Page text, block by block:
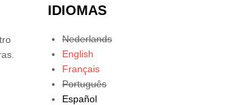
IDIOMAS
Nederlands
English
Français
Português
Español